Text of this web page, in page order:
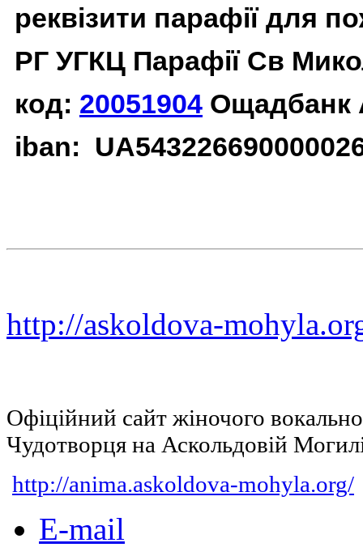
реквізити парафії для
РГ УГКЦ Парафії Св
код: 20051904 Ощадбанк
iban:
http://askoldova-
Офіційний сайт жіночого
Чудотворця на Аскольдовій
http://anima.askoldova-mohyla.org/
E-mail